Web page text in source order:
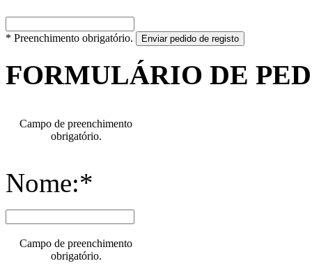
* Preenchimento obrigatório. Enviar pedido de registo
FORMULÁRIO DE
Campo de preenchimento
obrigatório.
Nome:*
Campo de preenchimento
obrigatório.